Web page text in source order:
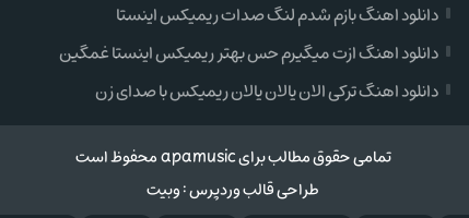
دانلود اهنگ بازم شدم لنگ صدات ریمیکس اینستا
دانلود اهنگ ازت میگیرم حس بهتر ریمیکس اینستا غمگین
دانلود اهنگ ترکی الان یالان یالان ریمیکس با صدای زن
تمامی حقوق مطالب برای apamusic محفوظ است
طراحی قالب وردپرس:وبیت